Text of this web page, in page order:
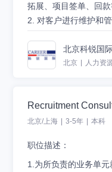
拓展、项目签单、回款
2. 对客户进行维护和
在的问题；
3. 为客户提供整体人
4. 负责招聘交付和整
5. 外包项目交付管理。
1. 分析客户需求，协
2. 与招聘团队合作，
北京科锐国
北京 人力资
Recruitment
北京/上海 3-5年 本科
职位描述：
1.为所负责的业务单